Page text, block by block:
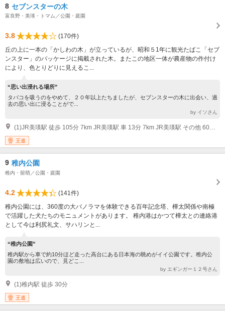
8 セブンスターの木
富良野・美瑛・トマム／公園・庭園
3.8
(170件)
丘の上に一本の「かしわの木」が立っているが、昭和５1年に観光たばこ「セブ
ンスター」のパッケージに掲載された木。またこの地区一体が農産物の作付け
により、色とりどりに見えるこ...
“思い出浸れる場所”
タバコを吸うのをやめて、２０年以上たちましたが、セブンスターの木に出会い、過
去の思い出に浸ることがで...
by イソさん
(1)JR美瑛駅 徒歩 105分 7km JR美瑛駅 車 13分 7km JR美瑛駅 その他 60分 7km レンタサイクル
王道
9 稚内公園
稚内・留萌／公園・庭園
4.2
(141件)
稚内公園には、360度の大パノラマを体験できる百年記念塔、樺太関係や南極
で活躍した犬たちのモニュメントがあります。 稚内港はかつて樺太との連絡港
として今は利尻礼文、サハリンと...
“稚内公園”
稚内駅から車で約10分ほど走った高台にある日本海の眺めがイイ公園です。稚内公
園の敷地は広いので、見どこ...
by エギンガー１２号さん
(1)稚内駅 徒歩 30分
王道